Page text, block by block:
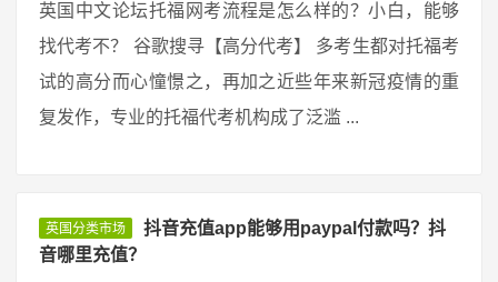
英国中文论坛托福网考流程是怎么样的？小白，能够
找代考不？ 谷歌搜寻【高分代考】 多考生都对托福考
试的高分而心憧憬之，再加之近些年来新冠疫情的重
复发作，专业的托福代考机构成了泛滥 ...
英国分类市场
抖音充值app能够用paypal付款吗？抖
音哪里充值？